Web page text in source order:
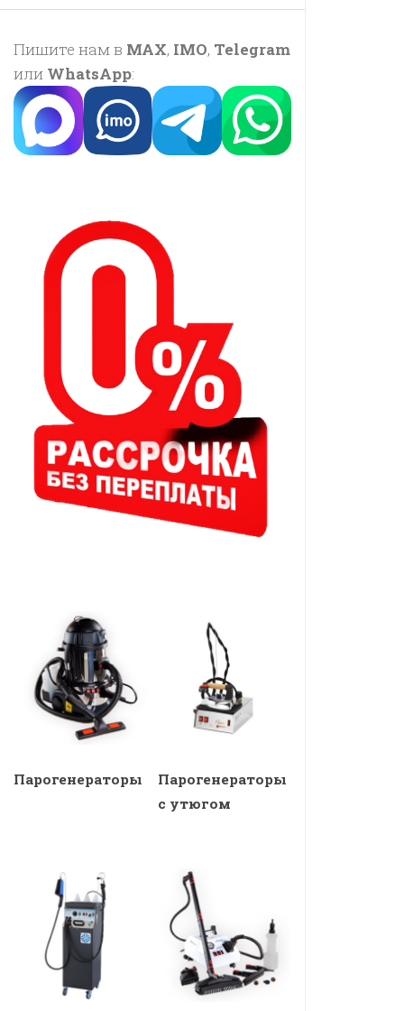
Пишите нам в MAX, IMO, Telegram
или WhatsApp:
Парогенераторы
Парогенераторы
с утюгом